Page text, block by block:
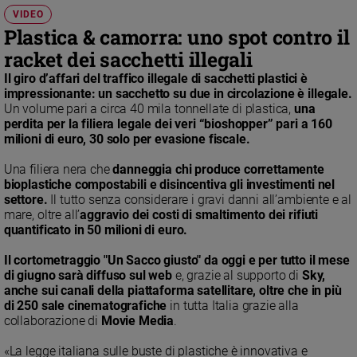
Chiesa
Fede
e
spiritualità
Santi
Devozione
fede
Parola
del
giorno
del
giorno
Società
e
VIDEO
Plastica & camorra: uno spot contro il
racket dei sacchetti illegali
Il giro d’affari del traffico illegale di sacchetti plastici è
impressionante: un sacchetto su due in circolazione è illegale.
Un volume pari a circa 40 mila tonnellate di plastica, una
perdita per la filiera legale dei veri “bioshopper” pari a 160
milioni di euro, 30 solo per evasione fiscale.
Una filiera nera chedanneggia chi produce correttamente
bioplastiche compostabili e disincentiva gli investimenti nel
settore. Il tutto senza considerare i gravi danni all’ambiente e al
mare, oltre all’aggravio dei costi di smaltimento dei rifiuti
quantificato in 50 milioni di euro.
Il cortometraggio "Un Sacco giusto" da oggi e per tutto il mese
di giugno sarà diffuso sul web e, grazie al supporto di Sky,
anche sui canali della piattaforma satellitare, oltre che in più
di 250 sale cinematografiche in tutta Italia grazie alla
collaborazione di Movie Media
«La legge italiana sulle buste di plastiche è innovativa e